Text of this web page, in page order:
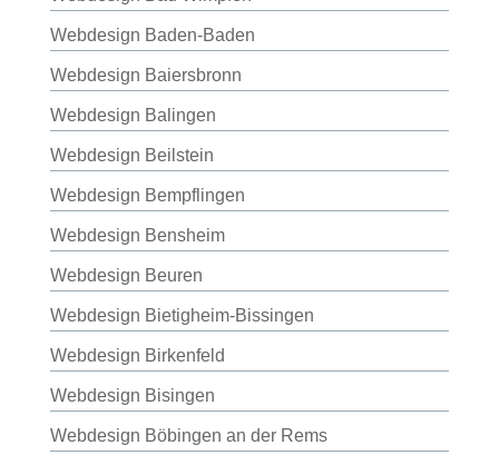
Webdesign Baden-Baden
Webdesign Baiersbronn
Webdesign Balingen
Webdesign Beilstein
Webdesign Bempflingen
Webdesign Bensheim
Webdesign Beuren
Webdesign Bietigheim-Bissingen
Webdesign Birkenfeld
Webdesign Bisingen
Webdesign Böbingen an der Rems